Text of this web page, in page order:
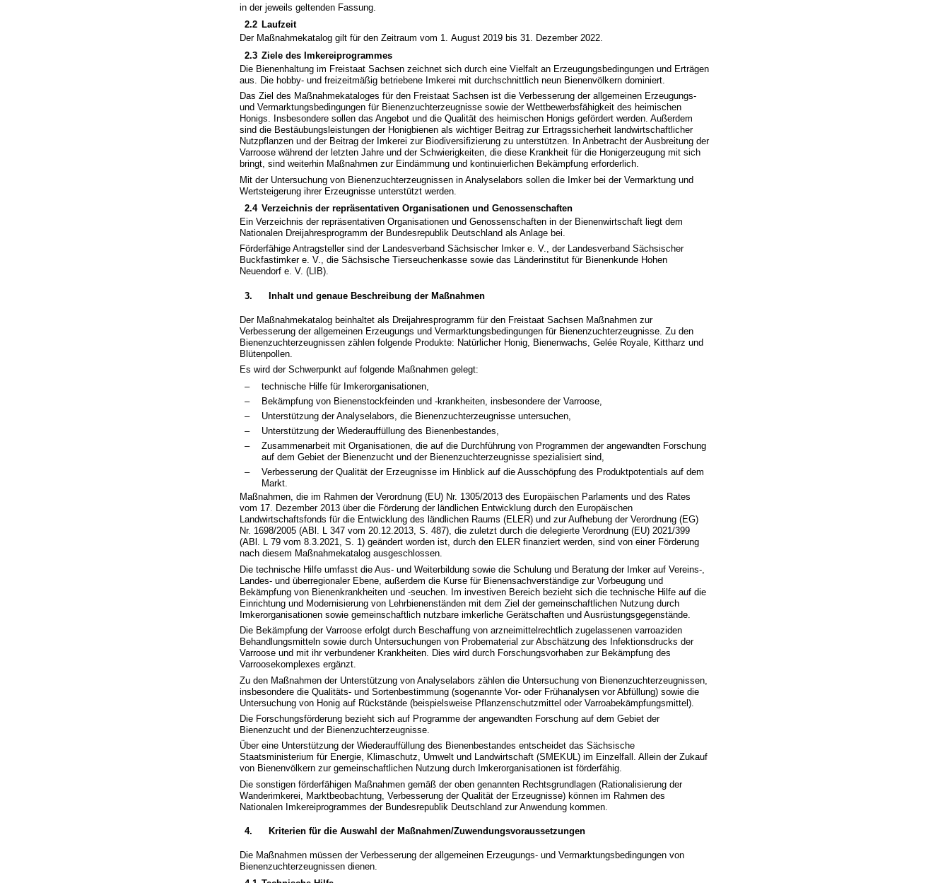
in der jeweils geltenden Fassung.
2.2 Laufzeit
Der Maßnahmekatalog gilt für den Zeitraum vom 1. August 2019 bis 31. Dezember 2022.
2.3 Ziele des Imkereiprogrammes
Die Bienenhaltung im Freistaat Sachsen zeichnet sich durch eine Vielfalt an Erzeugungsbedingungen und Erträgen
aus. Die hobby- und freizeitmäßig betriebene Imkerei mit durchschnittlich neun Bienenvölkern dominiert.
Das Ziel des Maßnahmekataloges für den Freistaat Sachsen ist die Verbesserung der allgemeinen Erzeugungs-
und Vermarktungsbedingungen für Bienenzuchterzeugnisse sowie der Wettbewerbsfähigkeit des heimischen
Honigs. Insbesondere sollen das Angebot und die Qualität des heimischen Honigs gefördert werden. Außerdem
sind die Bestäubungsleistungen der Honigbienen als wichtiger Beitrag zur Ertragssicherheit landwirtschaftlicher
Nutzpflanzen und der Beitrag der Imkerei zur Biodiversifizierung zu unterstützen. In Anbetracht der Ausbreitung der
Varroose während der letzten Jahre und der Schwierigkeiten, die diese Krankheit für die Honigerzeugung mit sich
bringt, sind weiterhin Maßnahmen zur Eindämmung und kontinuierlichen Bekämpfung erforderlich.
Mit der Untersuchung von Bienenzuchterzeugnissen in Analyselabors sollen die Imker bei der Vermarktung und
Wertsteigerung ihrer Erzeugnisse unterstützt werden.
2.4 Verzeichnis der repräsentativen Organisationen und Genossenschaften
Ein Verzeichnis der repräsentativen Organisationen und Genossenschaften in der Bienenwirtschaft liegt dem
Nationalen Dreijahresprogramm der Bundesrepublik Deutschland als Anlage bei.
Förderfähige Antragsteller sind der Landesverband Sächsischer Imker e. V., der Landesverband Sächsischer
Buckfastimker e. V., die Sächsische Tierseuchenkasse sowie das Länderinstitut für Bienenkunde Hohen
Neuendorf e. V. (LIB).
3. Inhalt und genaue Beschreibung der Maßnahmen
Der Maßnahmekatalog beinhaltet als Dreijahresprogramm für den Freistaat Sachsen Maßnahmen zur
Verbesserung der allgemeinen Erzeugungs und Vermarktungsbedingungen für Bienenzuchterzeugnisse. Zu den
Bienenzuchterzeugnissen zählen folgende Produkte: Natürlicher Honig, Bienenwachs, Gelée Royale, Kittharz und
Blütenpollen.
Es wird der Schwerpunkt auf folgende Maßnahmen gelegt:
–
technische Hilfe für Imkerorganisationen,
–
Bekämpfung von Bienenstockfeinden und -krankheiten, insbesondere der Varroose,
–
Unterstützung der Analyselabors, die Bienenzuchterzeugnisse untersuchen,
–
Unterstützung der Wiederauffüllung des Bienenbestandes,
–
Zusammenarbeit mit Organisationen, die auf die Durchführung von Programmen der angewandten Forschung
auf dem Gebiet der Bienenzucht und der Bienenzuchterzeugnisse spezialisiert sind,
–
Verbesserung der Qualität der Erzeugnisse im Hinblick auf die Ausschöpfung des Produktpotentials auf dem
Markt.
Maßnahmen, die im Rahmen der Verordnung (EU) Nr. 1305/2013 des Europäischen Parlaments und des Rates
vom 17. Dezember 2013 über die Förderung der ländlichen Entwicklung durch den Europäischen
Landwirtschaftsfonds für die Entwicklung des ländlichen Raums (ELER) und zur Aufhebung der Verordnung (EG)
Nr. 1698/2005 (ABl. L 347 vom 20.12.2013, S. 487), die zuletzt durch die delegierte Verordnung (EU) 2021/399
(ABl. L 79 vom 8.3.2021, S. 1) geändert worden ist, durch den ELER finanziert werden, sind von einer Förderung
nach diesem Maßnahmekatalog ausgeschlossen.
Die technische Hilfe umfasst die Aus- und Weiterbildung sowie die Schulung und Beratung der Imker auf Vereins-,
Landes- und überregionaler Ebene, außerdem die Kurse für Bienensachverständige zur Vorbeugung und
Bekämpfung von Bienenkrankheiten und -seuchen. Im investiven Bereich bezieht sich die technische Hilfe auf die
Einrichtung und Modernisierung von Lehrbienenständen mit dem Ziel der gemeinschaftlichen Nutzung durch
Imkerorganisationen sowie gemeinschaftlich nutzbare imkerliche Gerätschaften und Ausrüstungsgegenstände.
Die Bekämpfung der Varroose erfolgt durch Beschaffung von arzneimittelrechtlich zugelassenen varroaziden
Behandlungsmitteln sowie durch Untersuchungen von Probematerial zur Abschätzung des Infektionsdrucks der
Varroose und mit ihr verbundener Krankheiten. Dies wird durch Forschungsvorhaben zur Bekämpfung des
Varroosekomplexes ergänzt.
Zu den Maßnahmen der Unterstützung von Analyselabors zählen die Untersuchung von Bienenzuchterzeugnissen,
insbesondere die Qualitäts- und Sortenbestimmung (sogenannte Vor- oder Frühanalysen vor Abfüllung) sowie die
Untersuchung von Honig auf Rückstände (beispielsweise Pflanzenschutzmittel oder Varroabekämpfungsmittel).
Die Forschungsförderung bezieht sich auf Programme der angewandten Forschung auf dem Gebiet der
Bienenzucht und der Bienenzuchterzeugnisse.
Über eine Unterstützung der Wiederauffüllung des Bienenbestandes entscheidet das Sächsische
Staatsministerium für Energie, Klimaschutz, Umwelt und Landwirtschaft (SMEKUL) im Einzelfall. Allein der Zukauf
von Bienenvölkern zur gemeinschaftlichen Nutzung durch Imkerorganisationen ist förderfähig.
Die sonstigen förderfähigen Maßnahmen gemäß der oben genannten Rechtsgrundlagen (Rationalisierung der
Wanderimkerei, Marktbeobachtung, Verbesserung der Qualität der Erzeugnisse) können im Rahmen des
Nationalen Imkereiprogrammes der Bundesrepublik Deutschland zur Anwendung kommen.
4. Kriterien für die Auswahl der Maßnahmen/Zuwendungsvoraussetzungen
Die Maßnahmen müssen der Verbesserung der allgemeinen Erzeugungs- und Vermarktungsbedingungen von
Bienenzuchterzeugnissen dienen.